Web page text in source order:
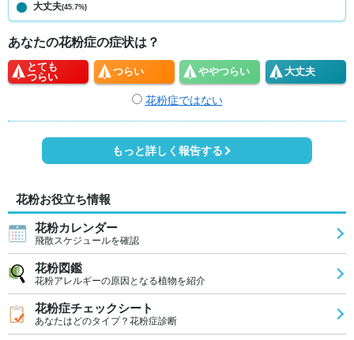
大丈夫(45.7%)
あなたの花粉症の症状は？
とても
つらい
つらい ややつらい 大丈夫
花粉症ではない
もっと詳しく報告する
花粉お役立ち情報
花粉カレンダー
飛散スケジュールを確認
花粉図鑑
花粉アレルギーの原因となる植物を紹介
花粉症チェックシート
あなたはどのタイプ？花粉症診断